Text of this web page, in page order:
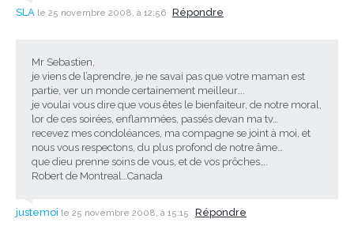
SLA le 25 novembre 2008, à 12:56 Répondre
Mr Sebastien,
je viens de l’aprendre, je ne savai pas que votre maman est
partie, ver un monde certainement meilleur….
je voulai vous dire que vous êtes le bienfaiteur, de notre moral,
lor de ces soirées, enflammées, passés devan ma tv…
recevez mes condoléances, ma compagne se joint à moi, et
nous vous respectons, du plus profond de notre âme…
que dieu prenne soins de vous, et de vos prôches….
Robert de Montreal…Canada
justemoi le 25 novembre 2008, à 15:15 Répondre